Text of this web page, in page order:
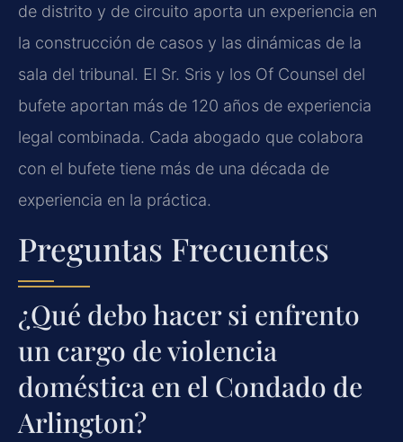
de distrito y de circuito aporta un experiencia en
la construcción de casos y las dinámicas de la
sala del tribunal. El Sr. Sris y los Of Counsel del
bufete aportan más de 120 años de experiencia
legal combinada. Cada abogado que colabora
con el bufete tiene más de una década de
experiencia en la práctica.
Preguntas Frecuentes
¿Qué debo hacer si enfrento
un cargo de violencia
doméstica en el Condado de
Arlington?